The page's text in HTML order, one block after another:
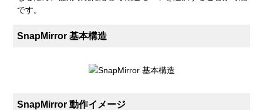
です。
SnapMirror 基本構造
SnapMirror 動作イメージ